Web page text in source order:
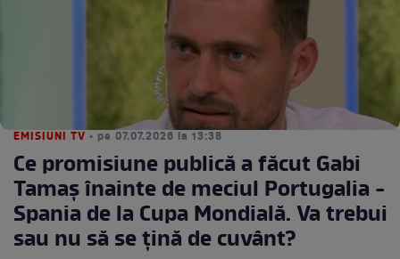
EMISIUNI TV • pe 07.07.2026 la 13:38
Ce promisiune publică a făcut Gabi
Tamaș înainte de meciul Portugalia -
Spania de la Cupa Mondială. Va trebui
sau nu să se țină de cuvânt?